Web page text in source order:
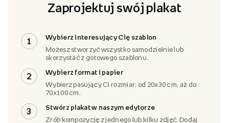
Zaprojektuj swój plakat
1
Wybierz interesujący Cię szablon
Możesz stworzyć wszystko samodzielnie lub
skorzystać z gotowego szablonu.
2
Wybierz format i papier
Wybierz pasujący Ci rozmiar: od 20x30 cm, aż do
70x100 cm.
3
Stwórz plakat w naszym edytorze
Zrób kompozycję z jednego lub kilku zdjęć. Dodaj